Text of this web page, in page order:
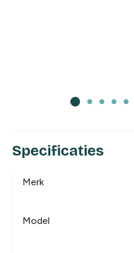
Specificaties
Merk
Model